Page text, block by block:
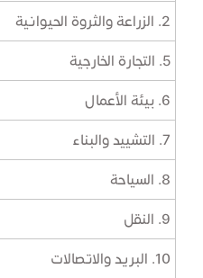
2. الزراعة والثروة الحيوانية
5. التجارة الخارجية
6. بيئة الأعمال
7. التشييد والبناء
8. السياحة
9. النقل
10. البريد والاتصالات